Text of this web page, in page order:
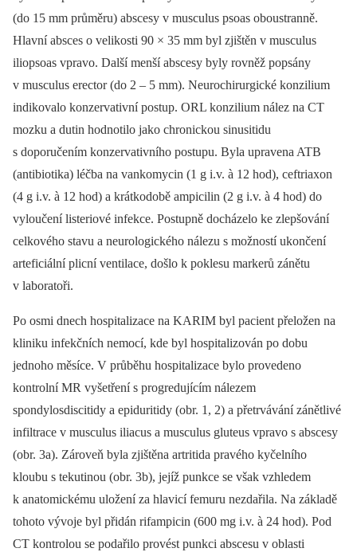
(do 15 mm průměru) abscesy v musculus psoas oboustranně.
Hlavní absces o velikosti 90 × 35 mm byl zjištěn v musculus
iliopsoas vpravo. Další menší abscesy byly rovněž popsány
v musculus erector (do 2 –⁠ 5 mm). Neurochirurgické konzilium
indikovalo konzervativní postup. ORL konzilium nález na CT
mozku a dutin hodnotilo jako chronickou sinusitidu
s doporučením konzervativního postupu. Byla upravena ATB
(antibio­tika) léčba na vankomycin (1 g i.v. à 12 hod), ceftriaxon
(4 g i.v. à 12 hod) a krátkodobě ampicilin (2 g i.v. à 4 hod) do
vyloučení listeriové infekce. Postupně docházelo ke zlepšování
celkového stavu a neurologického nálezu s možností ukončení
arteficiální plicní ventilace, došlo k poklesu markerů zánětu
v laboratoři.
Po osmi dnech hospitalizace na KARIM byl pacient přeložen na
kliniku infekčních nemocí, kde byl hospitalizován po dobu
jednoho měsíce. V průběhu hospitalizace bylo provedeno
kontrolní MR vyšetření s progredujícím nálezem
spondylosdiscitidy a epiduritidy (obr. 1, 2) a přetrvávání zánětlivé
infiltrace v musculus iliacus a musculus gluteus vpravo s abscesy
(obr. 3a). Zároveň byla zjištěna artritida pravého kyčelního
kloubu s tekutinou (obr. 3b), jejíž punkce se však vzhledem
k anatomickému uložení za hlavicí femuru nezdařila. Na základě
tohoto vývoje byl přidán rifampicin (600 mg i.v. à 24 hod). Pod
CT kontrolou se podařilo provést punkci abscesu v oblasti